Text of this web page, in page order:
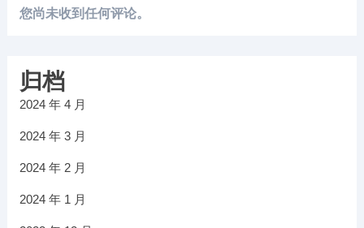
您尚未收到任何评论。
归档
2024 年 4 月
2024 年 3 月
2024 年 2 月
2024 年 1 月